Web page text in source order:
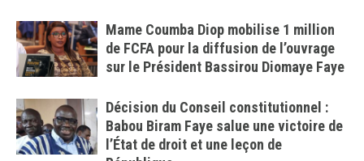
Mame Coumba Diop mobilise 1 million
de FCFA pour la diffusion de l’ouvrage
sur le Président Bassirou Diomaye Faye
Décision du Conseil constitutionnel :
Babou Biram Faye salue une victoire de
l’État de droit et une leçon de